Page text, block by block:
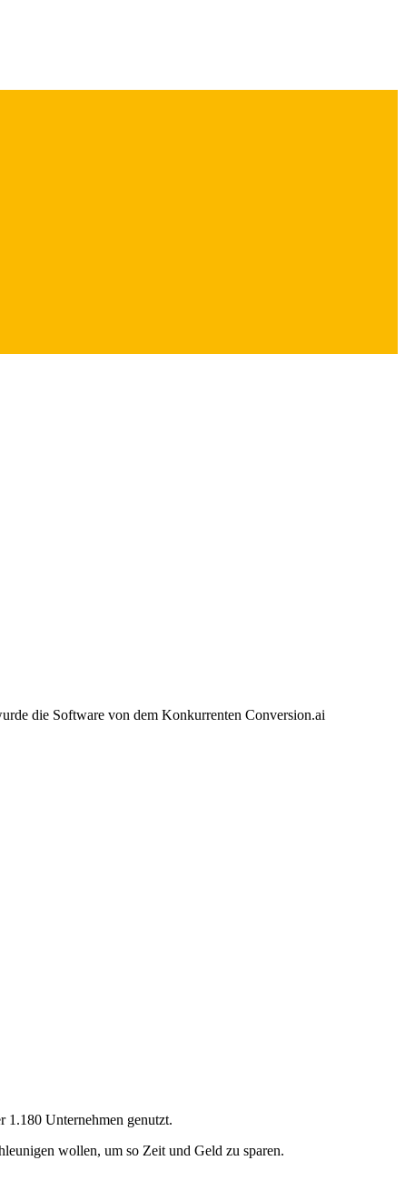
die Software von dem Konkurrenten Conversion.ai
1.180 Unternehmen genutzt.
wollen, um so Zeit und Geld zu sparen.